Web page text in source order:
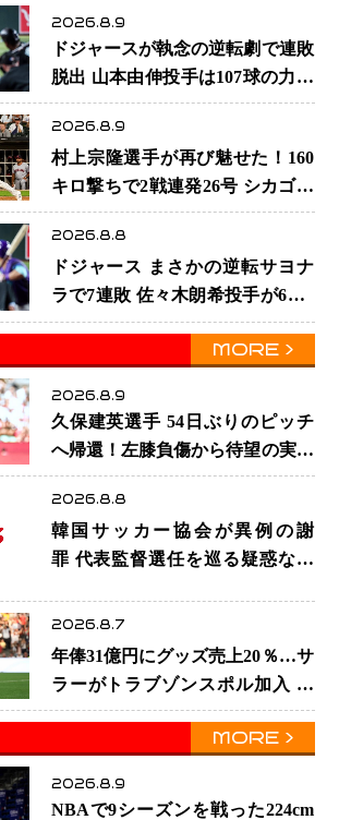
2026.8.9
ドジャースが執念の逆転劇で連敗
脱出 山本由伸投手は107球の力投
大谷翔平選手が延長10回に勝利を
呼び込む一打！
2026.8.9
村上宗隆選手が再び魅せた！160
キロ撃ちで2戦連発26号 シカゴ熱
狂「ムネはスターだ」米ファンの
人気も急上昇
2026.8.8
ドジャース まさかの逆転サヨナ
ラで7連敗 佐々木朗希投手が6回2
失点の力投も勝利届かず、大谷翔
平は好機で悔しい併殺打
2026.8.9
久保建英選手 54日ぶりのピッチ
へ帰還！左膝負傷から待望の実戦
復帰
2026.8.8
韓国サッカー協会が異例の謝
罪 代表監督選任を巡る疑惑など
2026.8.7
年俸31億円にグッズ売上20％…サ
ラーがトラブゾンスポル加入 世
界サッカーは「五大リーグ一強」
MORE
2026.8.9
NBAで9シーズンを戦った224cm
MORE